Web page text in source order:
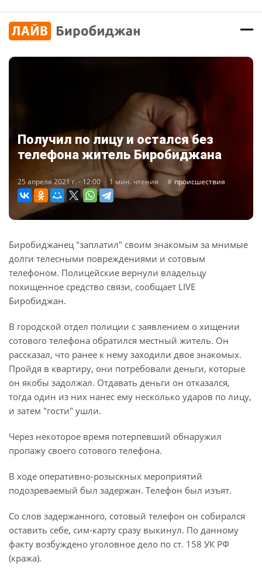
Получил по лицу и остался без
телефона житель Биробиджана
25 апреля 2021 г. - 12:00 1 мин. чтения происшествия
Биробиджанец "заплатил" своим знакомым за мнимые
долги телесными повреждениями и сотовым
телефоном. Полицейские вернули владельцу
похищенное средство связи, сообщает LIVE
Биробиджан.
В городской отдел полиции с заявлением о хищении
сотового телефона обратился местный житель. Он
рассказал, что ранее к нему заходили двое знакомых.
Пройдя в квартиру, они потребовали деньги, которые
он якобы задолжал. Отдавать деньги он отказался,
тогда один из них нанес ему несколько ударов по лицу,
и затем "гости" ушли.
Через некоторое время потерпевший обнаружил
пропажу своего сотового телефона.
В ходе оперативно-розыскных мероприятий
подозреваемый был задержан. Телефон был изъят.
Со слов задержанного, сотовый телефон он собирался
оставить себе, сим-карту сразу выкинул. По данному
факту возбуждено уголовное дело по ст. 158 УК РФ
(кража).